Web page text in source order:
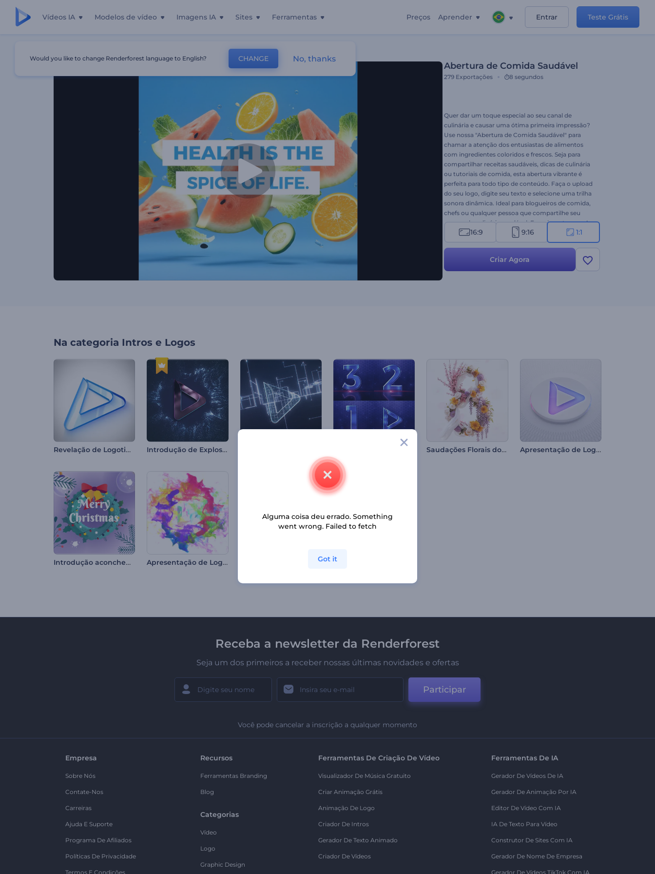
Vídeos IA Modelos de vídeo Imagens IA Sites Ferramentas Preços Aprender Entrar Teste Grátis
Abertura de Comida Saudável
279 Exportações 8 segundos
Quer dar um toque especial ao seu canal de
culinária e causar uma ótima primeira impressão?
Use nossa "Abertura de Comida Saudável" para
chamar a atenção dos entusiastas de alimentos
com ingredientes coloridos e frescos. Seja para
compartilhar receitas saudáveis, dicas de culinária
ou tutoriais de comida, esta abertura vibrante é
perfeita para todo tipo de conteúdo. Faça o upload
do seu logo, digite seu texto e selecione uma trilha
sonora dinâmica. Ideal para blogueiros de comida,
chefs ou qualquer pessoa que compartilhe seu
amor pela culinária saudável. Experimente agora!
16:9 9:16 1:1
Criar Agora
Na categoria Intros e Logos
Revelação de Logotipo com Contornos Limpos Introdução de Explosão de Partículas Radiantes Saudações Florais do 8 de Março Apresentação de Logo - Botão
Introdução aconchegante de Ano Novo Apresentação de Logo - Partículas Coloridas Apresentação de Logo - Hemisfério Giratório
Receba a newsletter da Renderforest
Seja um dos primeiros a receber nossas últimas novidades e ofertas
Participar
Você pode cancelar a inscrição a qualquer momento
Empresa
Sobre Nós
Contate-Nos
Carreiras
Ajuda E Suporte
Programa De Afiliados
Políticas De Privacidade
Termos E Condições
Recursos
Ferramentas Branding
Blog
Categorias
Vídeo
Logo
Graphic Design
Ferramentas De Criação De Vídeo
Visualizador De Música Gratuito
Criar Animação Grátis
Animação De Logo
Criador De Intros
Gerador De Texto Animado
Criador De Vídeos
Ferramentas De IA
Gerador De Vídeos De IA
Gerador De Animação Por IA
Editor De Vídeo Com IA
IA De Texto Para Vídeo
Construtor De Sites Com IA
Gerador De Nome De Empresa
Gerador De Vídeos TikTok Com IA
Would you like to change Renderforest language to English? CHANGE No, thanks
Alguma coisa deu errado. Something
went wrong. Failed to fetch
Got it